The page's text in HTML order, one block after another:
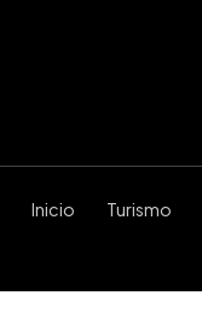
Inicio Turismo